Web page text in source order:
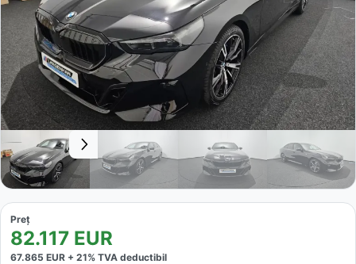
Preț
82.117 EUR
67.865 EUR + 21% TVA deductibil